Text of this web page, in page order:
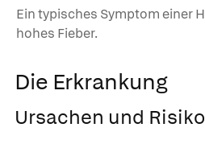
Ein typisches Symptom einer
hohes Fieber.
Die Erkrankung
Ursachen und